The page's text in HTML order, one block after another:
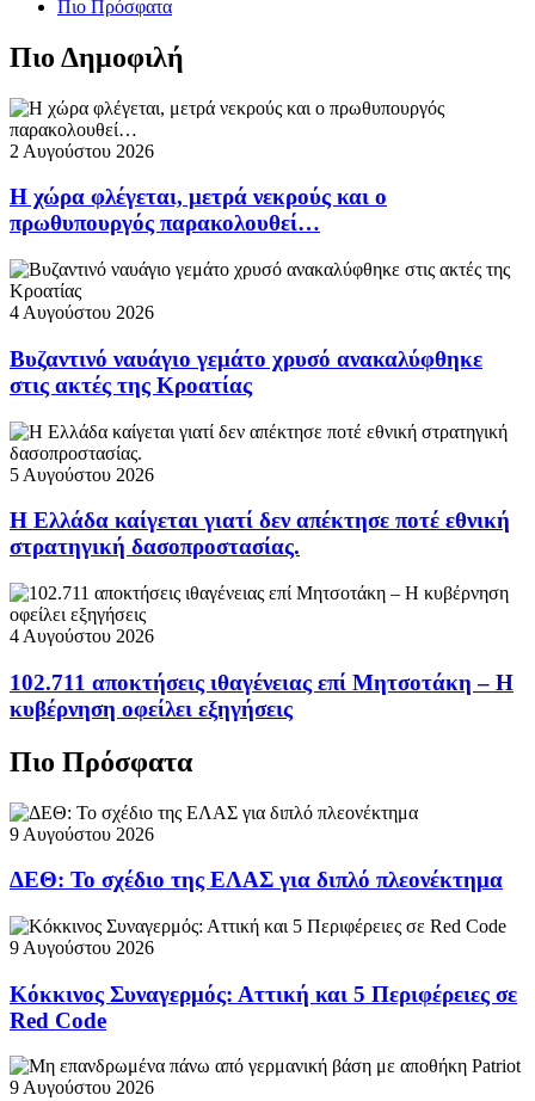
Πιο Πρόσφατα
Πιο Δημοφιλή
2 Αυγούστου 2026
Η χώρα φλέγεται, μετρά νεκρούς και ο
πρωθυπουργός παρακολουθεί…
4 Αυγούστου 2026
Βυζαντινό ναυάγιο γεμάτο χρυσό ανακαλύφθηκε
στις ακτές της Κροατίας
5 Αυγούστου 2026
Η Ελλάδα καίγεται γιατί δεν απέκτησε ποτέ εθνική
στρατηγική δασοπροστασίας.
4 Αυγούστου 2026
102.711 αποκτήσεις ιθαγένειας επί Μητσοτάκη – Η
κυβέρνηση οφείλει εξηγήσεις
Πιο Πρόσφατα
9 Αυγούστου 2026
ΔΕΘ: Το σχέδιο της ΕΛΑΣ για διπλό πλεονέκτημα
9 Αυγούστου 2026
Κόκκινος Συναγερμός: Αττική και 5 Περιφέρειες σε
Red Code
9 Αυγούστου 2026